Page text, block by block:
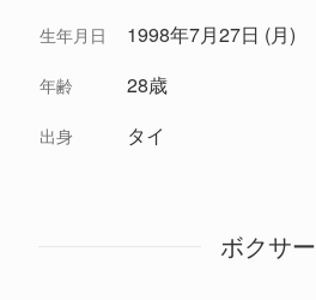
生年月日 1998年7月27日 (月)
年齢 28歳
出身 タイ
ボクサー